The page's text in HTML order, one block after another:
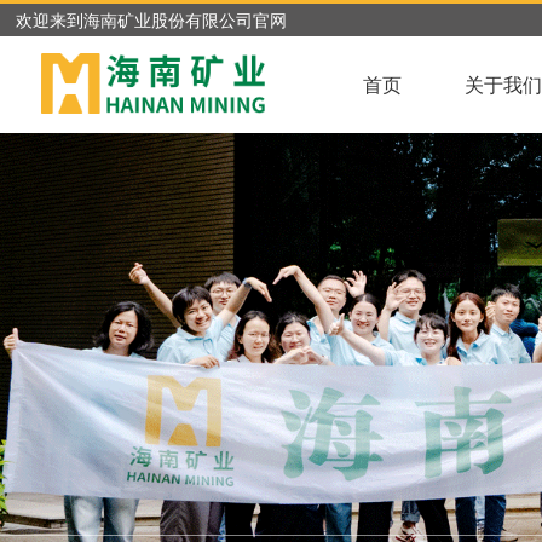
欢迎来到海南矿业股份有限公司官网
首页 关于我们